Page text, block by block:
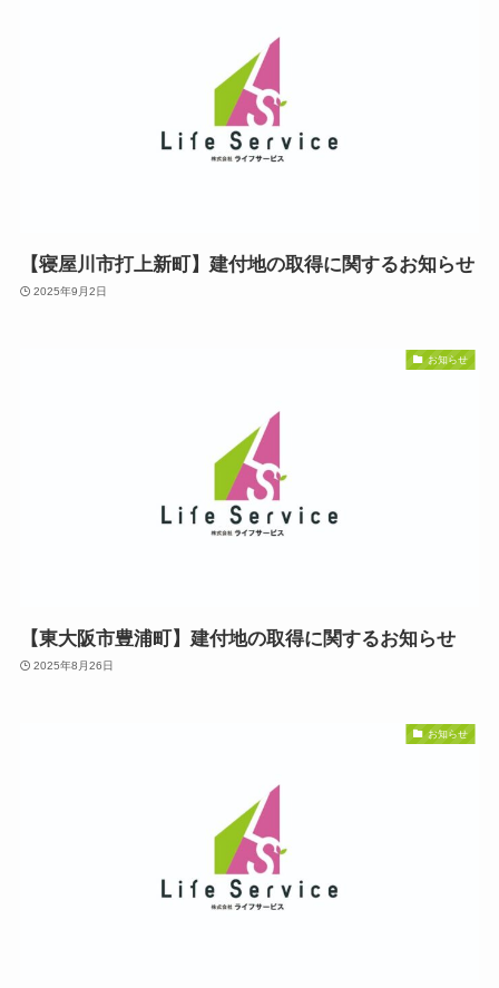
【寝屋川市打上新町】建付地の取得に関するお知らせ
2025年9月2日
お知らせ
【東大阪市豊浦町】建付地の取得に関するお知らせ
2025年8月26日
お知らせ